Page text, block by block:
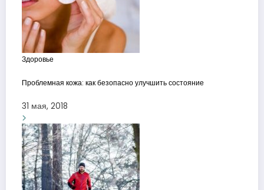
Здоровье
Проблемная кожа: как безопасно улучшить состояние
31 мая, 2018